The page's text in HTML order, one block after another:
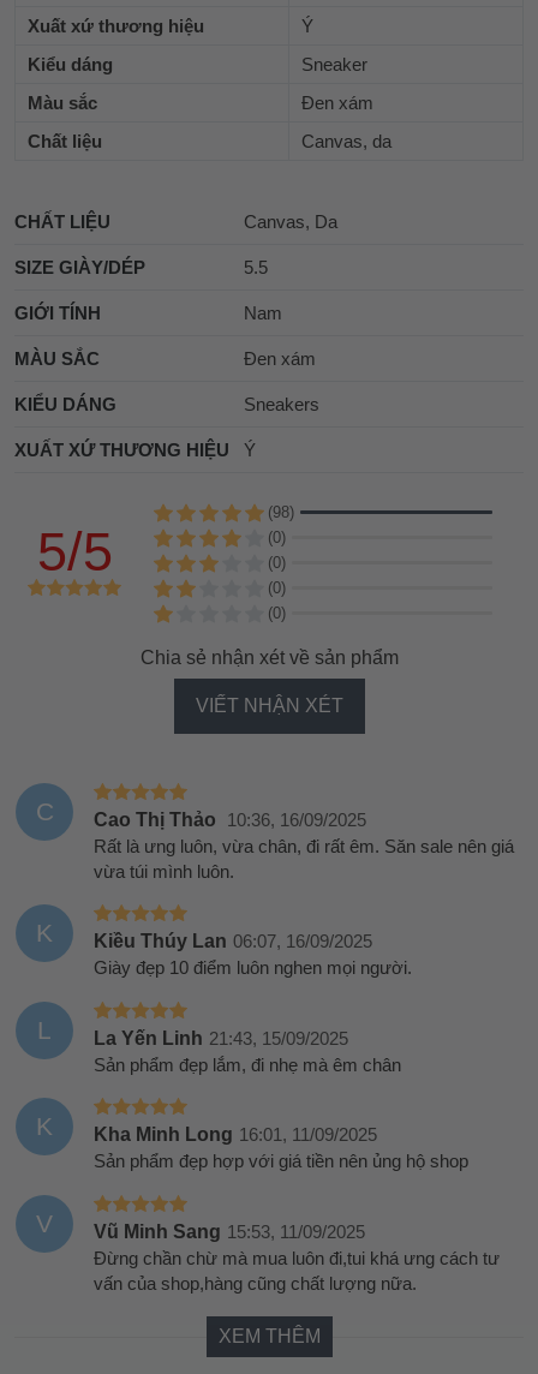
Xuất xứ thương hiệu
Ý
Kiểu dáng
Sneaker
Màu sắc
Đen xám
Chất liệu
Canvas, da
CHẤT LIỆU Canvas, Da
SIZE GIÀY/DÉP 5.5
GIỚI TÍNH Nam
MÀU SẮC Đen xám
KIỂU DÁNG Sneakers
XUẤT XỨ THƯƠNG HIỆU Ý
5/5
(98)
(0)
(0)
(0)
(0)
Chia sẻ nhận xét về sản phẩm
VIẾT NHẬN XÉT
C Cao Thị Thảo
10:36, 16/09/2025
Rất là ưng luôn, vừa chân, đi rất êm. Săn sale nên giá
vừa túi mình luôn.
K Kiều Thúy Lan 06:07, 16/09/2025
Giày đẹp 10 điểm luôn nghen mọi người.
L La Yến Linh 21:43, 15/09/2025
Sản phẩm đẹp lắm, đi nhẹ mà êm chân
K Kha Minh Long 16:01, 11/09/2025
Sản phẩm đẹp hợp với giá tiền nên ủng hộ shop
V Vũ Minh Sang 15:53, 11/09/2025
Đừng chần chừ mà mua luôn đi,tui khá ưng cách tư
vấn của shop,hàng cũng chất lượng nữa.
XEM THÊM